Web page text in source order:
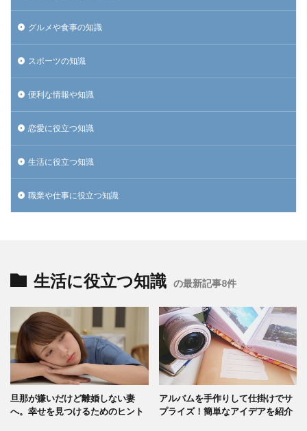
グルメや食事の知識
スポーツの知識
便利な情報や知識
恋愛に役立つ知識
生活に役立つ知識
職業や仕事に役立つ知識
生活に役立つ知識 の最新記事8件
旦那が嫌いだけど離婚しない妻
へ。幸せを見つけるためのヒント
アルバムを手作りして仕掛けでサ
プライズ！簡単なアイデアを紹介